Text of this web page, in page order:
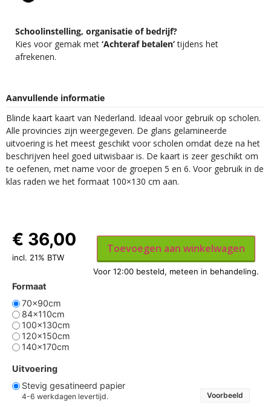
Schoolinstelling, organisatie of bedrijf?
Kies voor gemak met ‘Achteraf betalen’tijdens het
afrekenen.
Aanvullende informatie
Blinde kaart kaart van Nederland. Ideaal voor gebruik op scholen.
Alle provincies zijn weergegeven. De glans gelamineerde
uitvoering is het meest geschikt voor scholen omdat deze na het
beschrijven heel goed uitwisbaar is. De kaart is zeer geschikt om
te oefenen, met name voor de groepen 5 en 6. Voor gebruik in de
klas raden we het formaat 100×130 cm aan.
Formaat
70x90cm
84x110cm
100x130cm
120x150cm
140x170cm
Uitvoering
Stevig gesatineerd papier
4-6 werkdagen levertijd. Voorbeeld
€ 36,00
incl. 21% BTW
Toevoegen aan winkelwagen